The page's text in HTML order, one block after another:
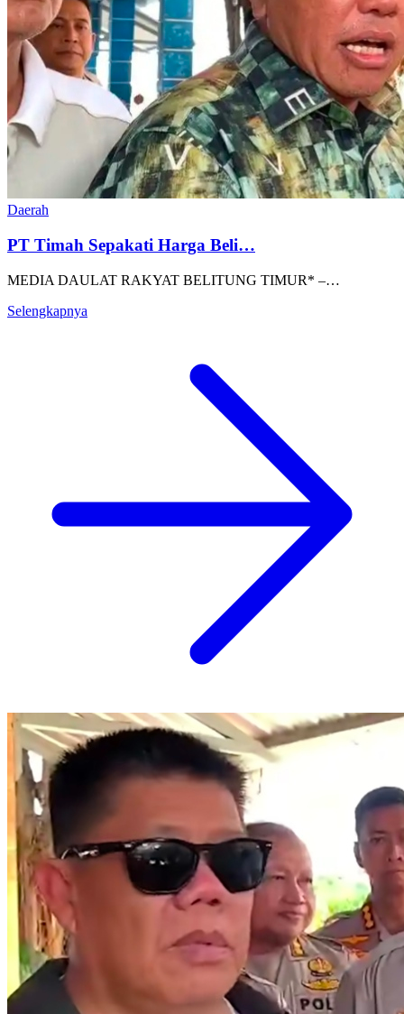
Daerah
PT Timah Sepakati Harga Beli…
MEDIA DAULAT RAKYAT BELITUNG TIMUR* –…
Selengkapnya